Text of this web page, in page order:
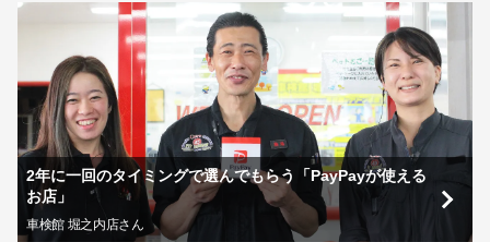
2年に一回のタイミングで選んでもらう「PayPayが使える
お店」
車検館 堀之内店さん